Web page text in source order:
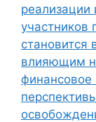
участников
влияющим